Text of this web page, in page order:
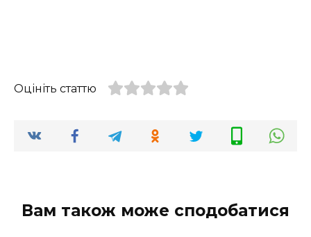
Оцініть статтю
Вам також може сподобатися